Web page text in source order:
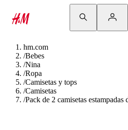
hm.com
/Bebes
/Nina
/Ropa
/Camisetas y tops
/Camisetas
/Pack de 2 camisetas estampadas